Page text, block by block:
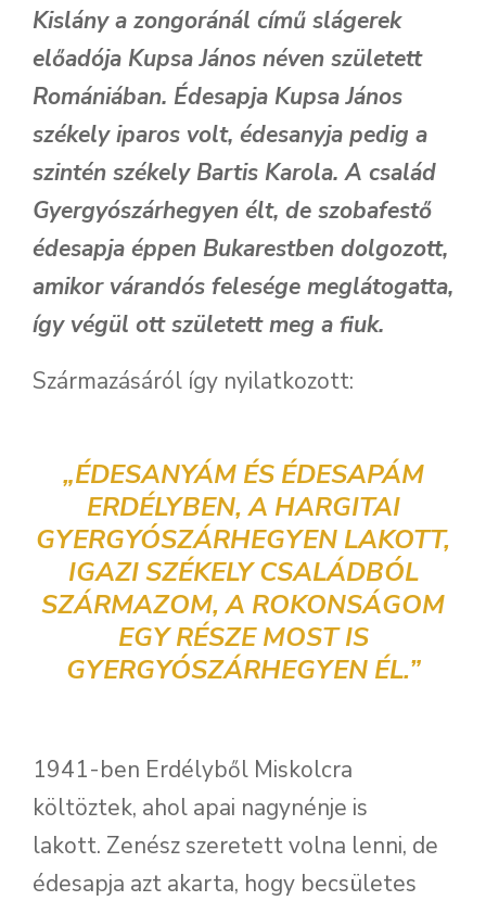
Kislány a zongoránál című slágerek
előadója Kupsa János néven született
Romániában. Édesapja Kupsa János
székely iparos volt, édesanyja pedig a
szintén székely Bartis Karola. A család
Gyergyószárhegyen élt, de szobafestő
édesapja éppen Bukarestben dolgozott,
amikor várandós felesége meglátogatta,
így végül ott született meg a fiuk.
Származásáról így nyilatkozott:
„ÉDESANYÁM ÉS ÉDESAPÁM
ERDÉLYBEN, A HARGITAI
GYERGYÓSZÁRHEGYEN LAKOTT,
IGAZI SZÉKELY CSALÁDBÓL
SZÁRMAZOM, A ROKONSÁGOM
EGY RÉSZE MOST IS
GYERGYÓSZÁRHEGYEN ÉL.”
1941-ben Erdélyből Miskolcra
költöztek, ahol apai nagynénje is
lakott. Zenész szeretett volna lenni, de
édesapja azt akarta, hogy becsületes